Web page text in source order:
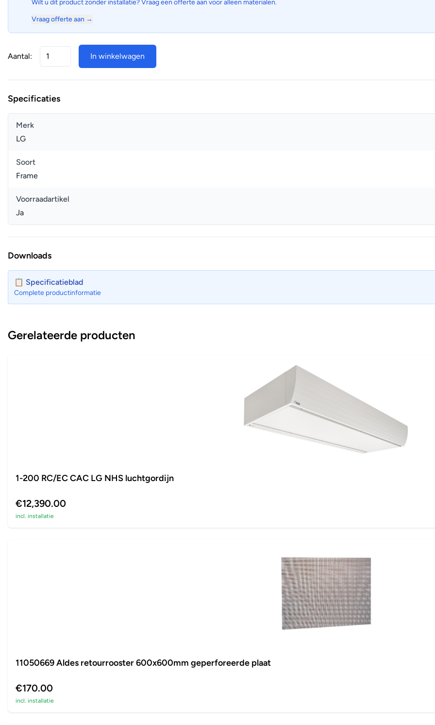
Wilt u dit product zonder installatie? Vraag een offerte aan voor alleen materialen.
Vraag offerte aan →
Aantal: In winkelwagen
Specificaties
Merk
LG
Soort
Frame
Voorraadartikel
Ja
Downloads
📋 Specificatieblad
Complete productinformatie
Gerelateerde producten
1-200 RC/EC CAC LG NHS luchtgordijn
€12,390.00
incl. installatie
11050669 Aldes retourrooster 600x600mm geperforeerde plaat
€170.00
incl. installatie